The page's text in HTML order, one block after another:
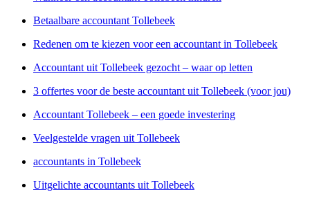
Betaalbare accountant Tollebeek
Redenen om te kiezen voor een accountant in Tollebeek
Accountant uit Tollebeek gezocht – waar op letten
3 offertes voor de beste accountant uit Tollebeek (voor jou)
Accountant Tollebeek – een goede investering
Veelgestelde vragen uit Tollebeek
accountants in Tollebeek
Uitgelichte accountants uit Tollebeek